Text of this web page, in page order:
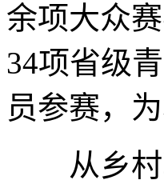
余项大众
34项省级
员参赛，
从乡村